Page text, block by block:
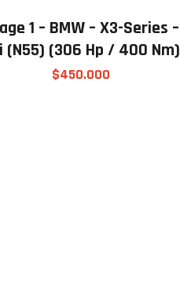
1 – BMW – X3-Series –
(N55) (306 Hp / 400 Nm)
$450.000